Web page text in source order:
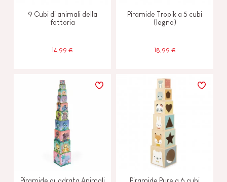
9 Cubi di animali della
fattoria
14,99 €
Piramide Tropik a 5 cubi
(legno)
18,99 €
Piramide quadrata Animali
Piramide Pure a 6 cubi